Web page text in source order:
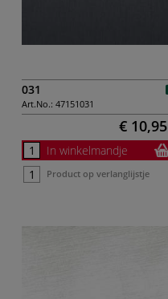
031
Art.No.: 47151031
€ 10,95
In winkelmandje
Product op verlanglijstje